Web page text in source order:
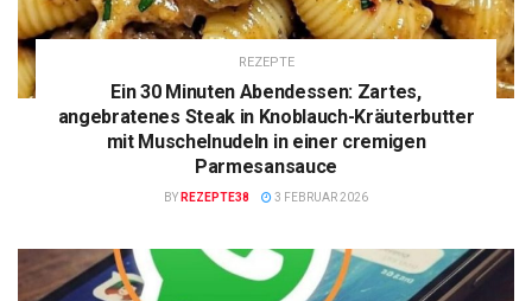
REZEPTE
Ein 30 Minuten Abendessen: Zartes,
angebratenes Steak in Knoblauch-Kräuterbutter
mit Muschelnudeln in einer cremigen
Parmesansauce
BY REZEPTE38 3 FEBRUAR 2026